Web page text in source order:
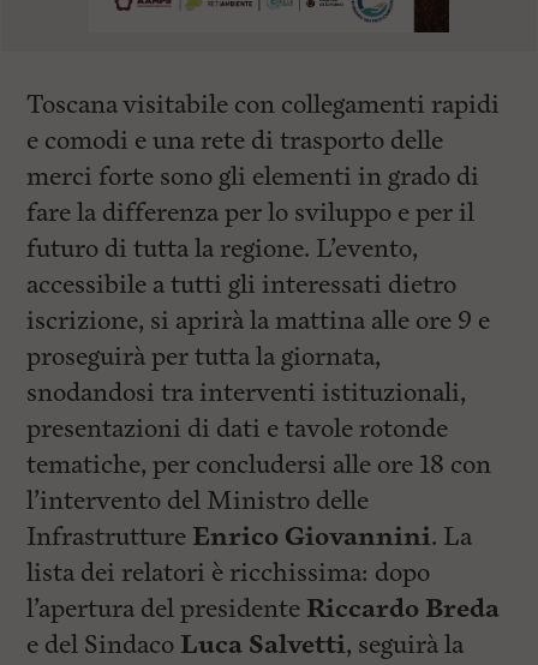
Toscana visitabile con collegamenti rapidi
e comodi e una rete di trasporto delle
merci forte sono gli elementi in grado di
fare la differenza per lo sviluppo e per il
futuro di tutta la regione. L’evento,
accessibile a tutti gli interessati dietro
iscrizione, si aprirà la mattina alle ore 9 e
proseguirà per tutta la giornata,
snodandosi tra interventi istituzionali,
presentazioni di dati e tavole rotonde
tematiche, per concludersi alle ore 18 con
l’intervento del Ministro delle
Infrastrutture Enrico Giovannini. La
lista dei relatori è ricchissima: dopo
l’apertura del presidente Riccardo Breda
e del Sindaco Luca Salvetti, seguirà la